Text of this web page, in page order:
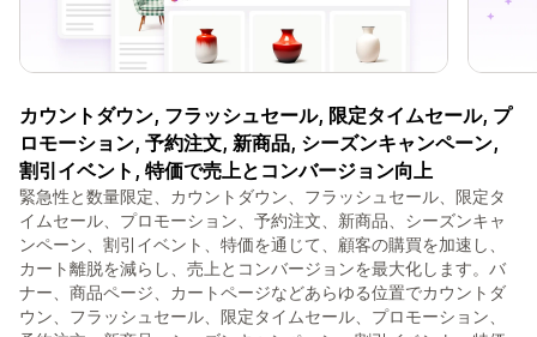
カウントダウン, フラッシュセール, 限定タイムセール, プ
ロモーション, 予約注文, 新商品, シーズンキャンペーン,
割引イベント, 特価で売上とコンバージョン向上
緊急性と数量限定、カウントダウン、フラッシュセール、限定タ
イムセール、プロモーション、予約注文、新商品、シーズンキャ
ンペーン、割引イベント、特価を通じて、顧客の購買を加速し、
カート離脱を減らし、売上とコンバージョンを最大化します。バ
ナー、商品ページ、カートページなどあらゆる位置でカウントダ
ウン、フラッシュセール、限定タイムセール、プロモーション、